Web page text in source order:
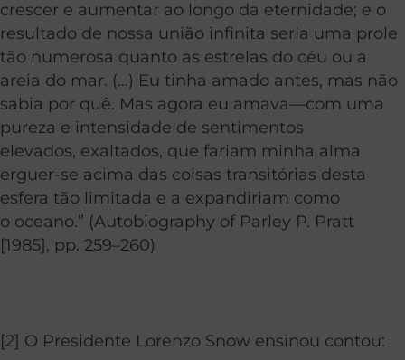
crescer e aumentar ao longo da eternidade; e o
resultado de nossa união infinita seria uma prole
tão numerosa quanto as estrelas do céu ou a
areia do mar. (…) Eu tinha amado antes, mas não
sabia por quê. Mas agora eu amava—com uma
pureza e intensidade de sentimentos
elevados, exaltados, que fariam minha alma
erguer-se acima das coisas transitórias desta
esfera tão limitada e a expandiriam como
o oceano.” (Autobiography of Parley P. Pratt
[1985], pp. 259–260)
[2] O Presidente Lorenzo Snow ensinou contou: